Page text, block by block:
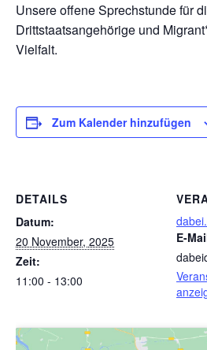
Unsere offene Sprechstunde für
Drittstaatsangehörige und
Vielfalt.
Zum Kalender hinzufügen
DETAILS
Datum:
20 November, 2025
Zeit:
11:00 - 13:00
E-